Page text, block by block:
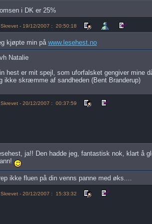
i DK er 25%
Skrevet - 19/12/2007 : 20:50:18
kjøpte min påwww.lesehest.no
Natalie
hest er mit spejl, som uforfalsket gengiver mine
ikke skræmme af sandheden (Bent Branderup)
Skrevet - 20/12/2007 : 00:37:59
ja!! Den hadde jeg, fantastisk nok, klart å
ikke fluen på din venns panne med øks....
Skrevet - 20/12/2007 : 15:33:32